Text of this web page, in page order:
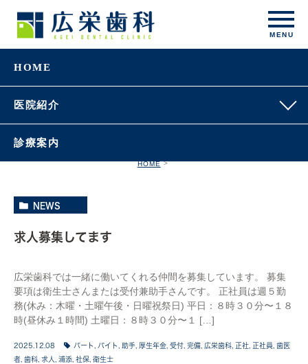
HOME
医院紹介
診療案内
HOME
NEWS
求人募集してます
広栄歯科では一緒に働いてくれる仲間を募集しています。 募集
要項は衛生士さんまたは受付兼助手さんです。 正社員は週５勤
務(休み：木曜・土曜午後・日曜祝祭日) 平日：８時３０分〜１８
時(昼休み１時間) 土曜日：８時３０分〜１ […]
2025.12.08 パート バイト 助手 厚生年金 受付 完備 広栄歯科 正社 正社員 歯医
者 歯科 求人 浦添 社保 衛生士